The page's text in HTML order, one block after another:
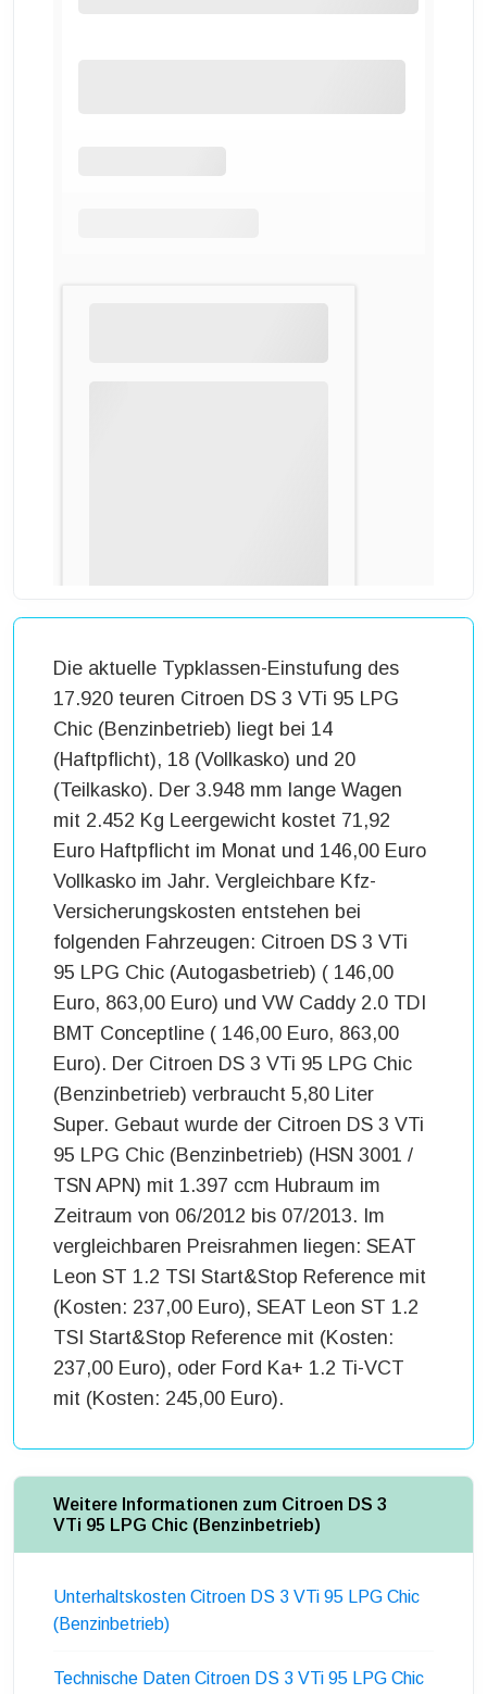
Die aktuelle Typklassen-Einstufung des
17.920 teuren Citroen DS 3 VTi 95 LPG
Chic (Benzinbetrieb) liegt bei 14
(Haftpflicht), 18 (Vollkasko) und 20
(Teilkasko). Der 3.948 mm lange Wagen
mit 2.452 Kg Leergewicht kostet 71,92
Euro Haftpflicht im Monat und 146,00 Euro
Vollkasko im Jahr. Vergleichbare Kfz-
Versicherungskosten entstehen bei
folgenden Fahrzeugen: Citroen DS 3 VTi
95 LPG Chic (Autogasbetrieb) ( 146,00
Euro, 863,00 Euro) und VW Caddy 2.0 TDI
BMT Conceptline ( 146,00 Euro, 863,00
Euro). Der Citroen DS 3 VTi 95 LPG Chic
(Benzinbetrieb) verbraucht 5,80 Liter
Super. Gebaut wurde der Citroen DS 3 VTi
95 LPG Chic (Benzinbetrieb) (HSN 3001 /
TSN APN) mit 1.397 ccm Hubraum im
Zeitraum von 06/2012 bis 07/2013. Im
vergleichbaren Preisrahmen liegen: SEAT
Leon ST 1.2 TSI Start&Stop Reference mit
(Kosten: 237,00 Euro), SEAT Leon ST 1.2
TSI Start&Stop Reference mit (Kosten:
237,00 Euro), oder Ford Ka+ 1.2 Ti-VCT
mit (Kosten: 245,00 Euro).
Weitere Informationen zum Citroen DS 3
VTi 95 LPG Chic (Benzinbetrieb)
Unterhaltskosten Citroen DS 3 VTi 95 LPG Chic
(Benzinbetrieb)
Technische Daten Citroen DS 3 VTi 95 LPG Chic